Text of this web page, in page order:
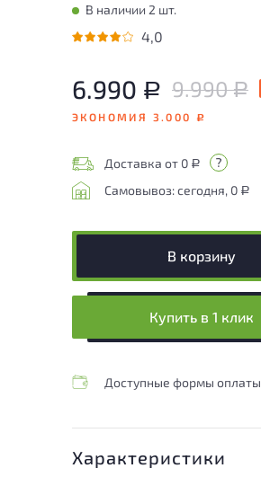
В наличии 2 шт.
4,0
6.990 Р 9.990Р
ЭКОНОМИЯ 3.000 Р
Доставка от 0 Р
Самовывоз: сегодня, 0 Р
В корзину
Купить в 1 клик
Доступные формы оплаты
Характеристики